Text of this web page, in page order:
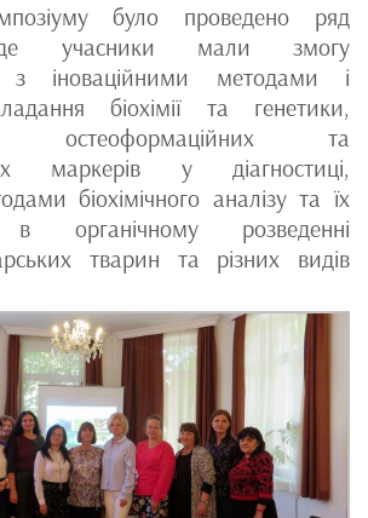
було проведено ряд
де учасники мали змогу
з іноваційними методами і
біохімії та генетики,
остеоформаційних та
маркерів у діагностиці,
біохімічного аналізу та їх
в органічному розведенні
тварин та різних видів